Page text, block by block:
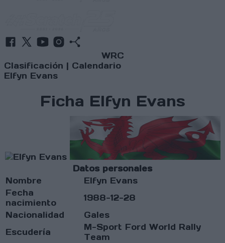
WRC
Clasificación | Calendario
Elfyn Evans
Ficha Elfyn Evans
Datos personales
Nombre
Elfyn Evans
Fecha
nacimiento
1988-12-28
Nacionalidad
Gales
Escudería
M-Sport Ford World Rally
Team